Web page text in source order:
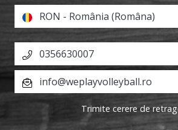
RON - România (Româna)
0356630007
info@weplayvolleyball.ro
Trimite cerere de